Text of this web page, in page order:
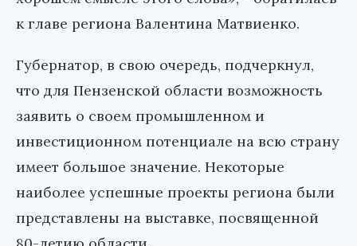
к главе региона Валентина Матвиенко.
Губернатор, в свою очередь, подчеркнул,
что для Пензенской области возможность
заявить о своем промышленном и
инвестиционном потенциале на всю страну
имеет большое значение. Некоторые
наиболее успешные проекты региона были
представлены на выставке, посвященной